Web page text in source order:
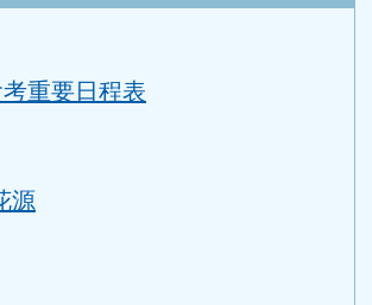
NoExamImitate_TL/
重要日程表
源